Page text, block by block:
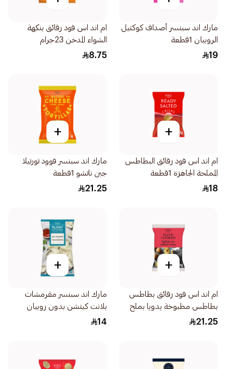
مارك اند سبنسر أصداف كوكتيل
الروبيان 1قطعة
19
ام اند اس فود رقائق بنكهة
الشواء المدخن 23جرام
8.75
+
ام اند اس فود رقائق البطاطس
المملحة الجاهزة 1قطعة
18
+
مارك اند سبنسر فوود تورتيلا
جبن ناتشو 1قطعة
21.25
+
ام اند اس فود رقائق بطاطس
بطاطس مطبوخة يدويا بملح
البحر خفيف 150جرام
21.25
+
مارك اند سبنسر مقرمشات
بلانت كيتشن بدون روبيان
1قطعة
14